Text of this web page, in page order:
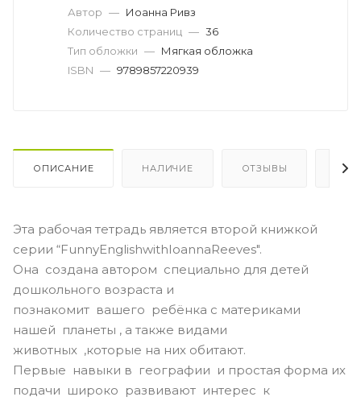
Автор — Иоанна Ривз
Количество страниц — 36
Тип обложки — Мягкая обложка
ISBN — 9789857220939
ОПИСАНИЕ НАЛИЧИЕ ОТЗЫВЫ
Эта рабочая тетрадь является второй книжкой
серии “FunnyEnglishwithIoannaReeves".
Она создана автором специально для детей
дошкольного возраста и
познакомит вашего ребёнка с материками
нашей планеты , а также видами
животных ,которые на них обитают.
Первые навыки в географии и простая форма их
подачи широко развивают интерес к